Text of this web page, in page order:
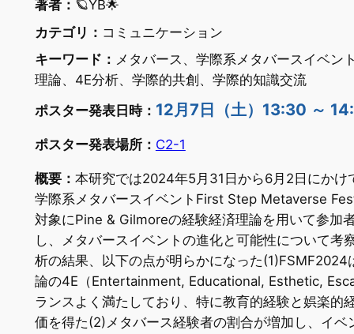
著者： 🪐YB🌟
カテゴリ： コミュニケーション
キーワード： メタバース、学際系メタバースイベン
理論、4E分析、学際的共創、学際的知識交流
ポスター発表日時： 12月7日（土）13:30 ～
ポスター発表場所： C2-1
概要： 本研究では2024年5月31日から6月2日にかけ
学際系メタバースイベントFirst Step Metaverse
対象にPine & Gilmoreの経験経済理論を用いて参加
し、メタバースイベントの進化と可能性について考
析の結果、以下の点が明らかになった(1)FSMF2024
論の4E（Entertainment, Educational, Esthetic,
ランスよく満たしており、特に教育的経験と娯楽的
価を得た(2)メタバース経験者の割合が増加し、イベ